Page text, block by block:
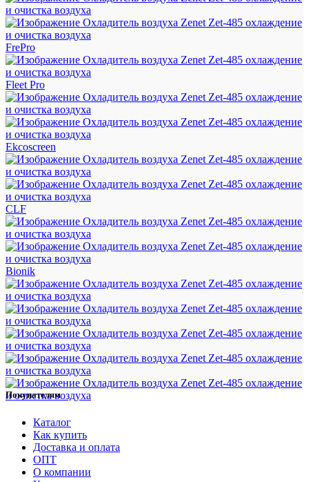
FrePro
Fleet Pro
Ekcoscreen
CLF
Bionik
Покупателям
Каталог
Как купить
Доставка и оплата
ОПТ
О компании